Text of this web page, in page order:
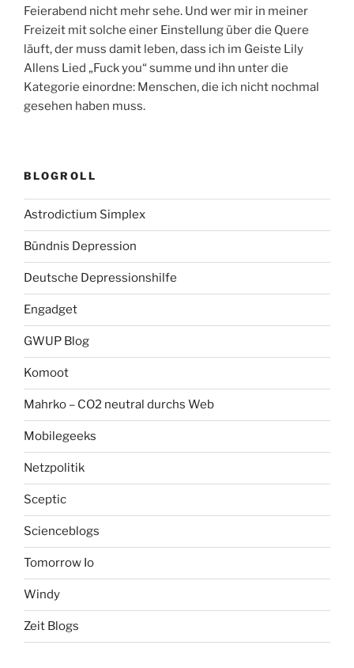
Feierabend nicht mehr sehe. Und wer mir in meiner
Freizeit mit solche einer Einstellung über die Quere
läuft, der muss damit leben, dass ich im Geiste Lily
Allens Lied „Fuck you“ summe und ihn unter die
Kategorie einordne: Menschen, die ich nicht nochmal
gesehen haben muss.
BLOGROLL
Astrodictium Simplex
Bündnis Depression
Deutsche Depressionshilfe
Engadget
GWUP Blog
Komoot
Mahrko – CO2 neutral durchs Web
Mobilegeeks
Netzpolitik
Sceptic
Scienceblogs
Tomorrow Io
Windy
Zeit Blogs